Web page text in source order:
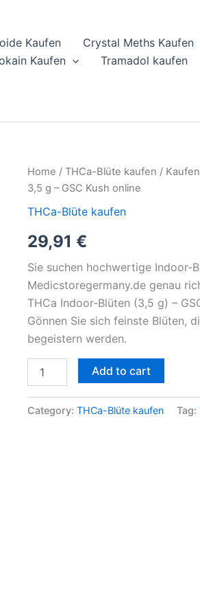
Kaufen Crystal Meths Kaufen
Kaufen Tramadol kaufen
Home / THCa-Blüte kaufen /
3,5 g – GSC Kush online
THCa-Blüte kaufen
29,91 €
Sie suchen hochwertige Indoor-
Medicstoregermany.de genau
THCa Indoor-Blüten (3,5 g) –
Gönnen Sie sich feinste Blüten,
begeistern werden.
Kaufen
Sie
BRIXZ
Blizzardz
Indoor-
Blüten
3,5
g
-
GSC
Kush
online
quantity
Add to cart
Category: THCa-Blüte kaufen Tag: